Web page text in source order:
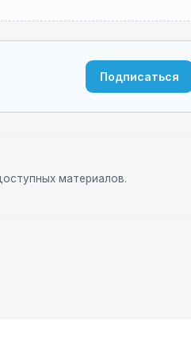
Подписаться
материалов.